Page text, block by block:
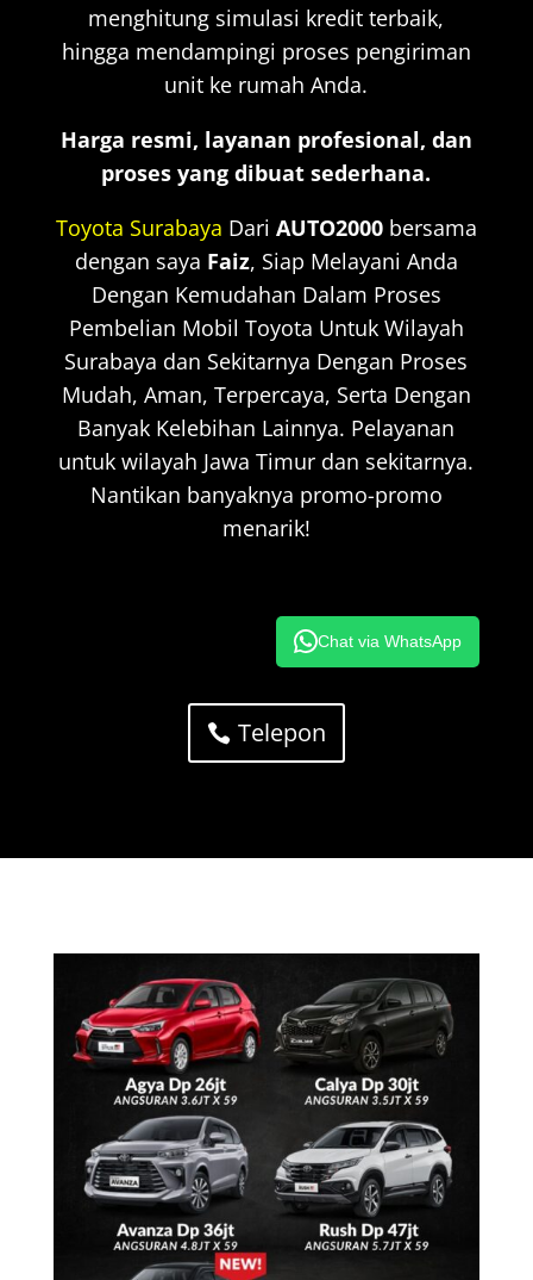
menghitung simulasi kredit terbaik,
hingga mendampingi proses pengiriman
unit ke rumah Anda.
Harga resmi, layanan profesional, dan
proses yang dibuat sederhana.
Toyota Surabaya Dari AUTO2000bersama
dengan saya Faiz, Siap Melayani Anda
Dengan Kemudahan Dalam Proses
Pembelian Mobil Toyota Untuk Wilayah
Surabaya dan Sekitarnya Dengan Proses
Mudah, Aman, Terpercaya, Serta Dengan
Banyak Kelebihan Lainnya. Pelayanan
untuk wilayah Jawa Timur dan sekitarnya.
Nantikan banyaknya promo-promo
menarik!
Chat via WhatsApp
Telepon